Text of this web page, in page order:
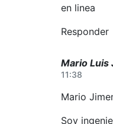
en linea
Responder
Mario Luis
11:38
Mario
Soy